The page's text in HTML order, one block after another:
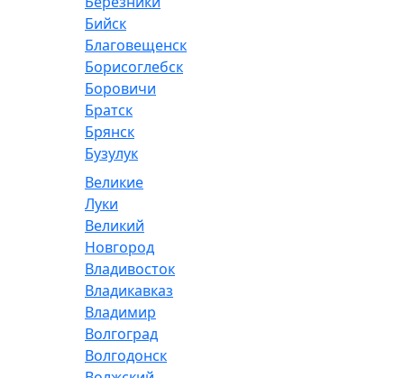
Бийск
Благовещенск
Борисоглебск
Боровичи
Братск
Брянск
Бузулук
Великие
Луки
Великий
Новгород
Владивосток
Владикавказ
Владимир
Волгоград
Волгодонск